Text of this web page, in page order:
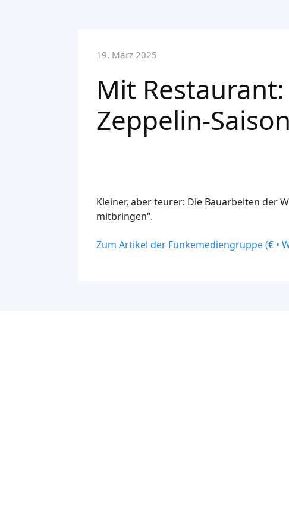
19. März 2025
Mit
Zeppelin-Saison
Kleiner, aber teurer: Die Bauarbeiten der
mitbringen“.
Zum Artikel der Funkemediengruppe (€ •